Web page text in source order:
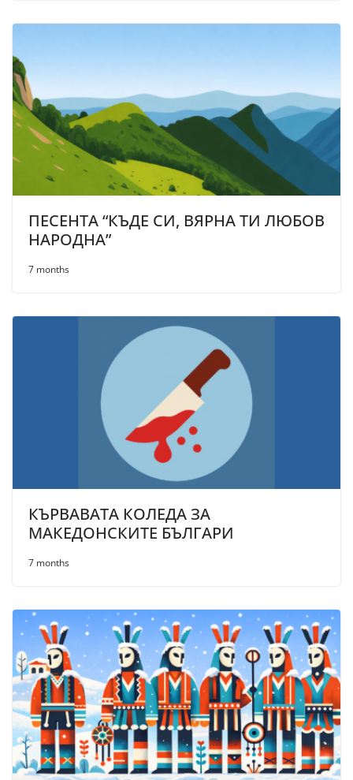
ПЕСЕНТА “КЪДЕ СИ, ВЯРНА ТИ ЛЮБОВ
НАРОДНА”
7 months
КЪРВАВАТА КОЛЕДА ЗА
МАКЕДОНСКИТЕ БЪЛГАРИ
7 months